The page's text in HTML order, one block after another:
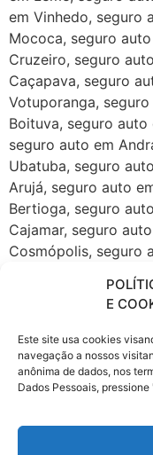
E
Este site usa cookies
navegação a nossos
anônima de dados, nos
Dados Pessoais, pressione
em Vinhedo, seguro
Mococa, seguro
Cruzeiro, seguro
Caçapava, seguro
Votuporanga,
Boituva, seguro
seguro auto em
Ubatuba, seguro
Arujá, seguro auto
Bertioga, seguro
Cajamar, seguro
Cosmópolis, seguro
Guararema, seguro
Ibitinga, seguro auto
Itupeva, seguro
Jaguariúna, seguro
seguro auto em
auto em
seguro auto em
leste de São Paulo,